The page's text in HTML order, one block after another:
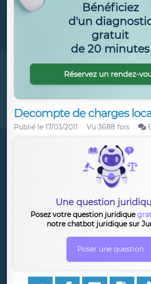
Decompte de charges
Publié le 17/03/2011 Vu 3688 fois
Une question
Posez votre question juridique
notre chatbot juridique sur
Poser une question
Bénéficiez
d'un
gratuit
de 20 minutes
Réservez un rendez-